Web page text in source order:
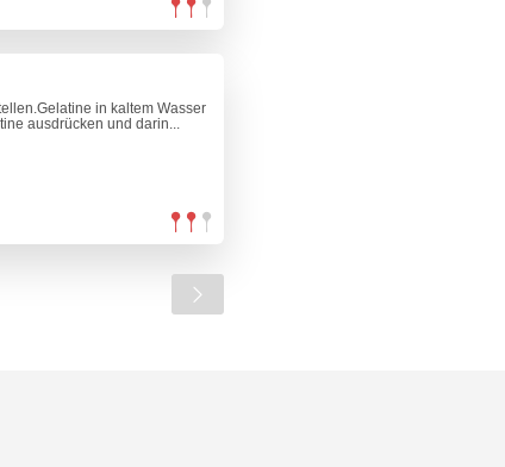
in kaltem Wasser
ausdrücken und darin...